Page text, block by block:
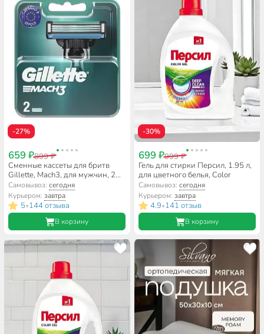
-27%
659 ₽899 ₽
Сменные кассеты для бритв
Gillette, Mach3, для мужчин, 2
шт
Самовывоз:сегодня
Курьером:завтра
5•144 отзыва
В корзину
-30%
699 ₽999 ₽
Гель для стирки Персил, 1.95 л,
для цветного белья, Color
Самовывоз: сегодня
Курьером: завтра
4.9•141 отзыв
В корзину